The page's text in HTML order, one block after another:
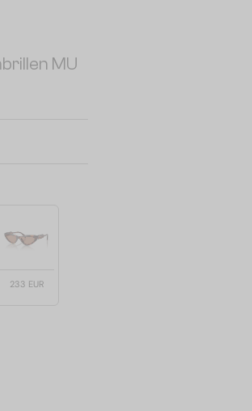
MU
233 EUR